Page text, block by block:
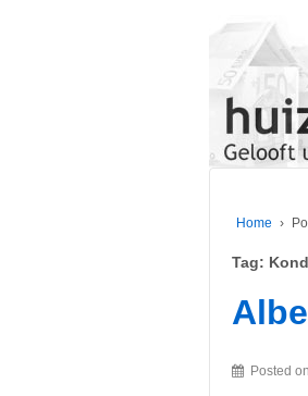
Home ›
Tag:
Posted on